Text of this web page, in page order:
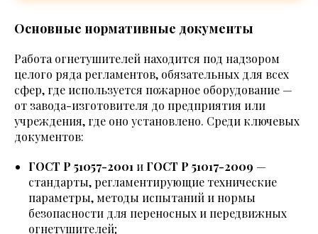
Основные нормативные документы
Работа огнетушителей находится под надзором
целого ряда регламентов, обязательных для всех
сфер, где используется пожарное оборудование —
от завода-изготовителя до предприятия или
учреждения, где оно установлено. Среди ключевых
документов:
ГОСТ Р 51057-2001 и ГОСТ Р 51017-2009 —
стандарты, регламентирующие технические
параметры, методы испытаний и нормы
безопасности для переносных и передвижных
огнетушителей;